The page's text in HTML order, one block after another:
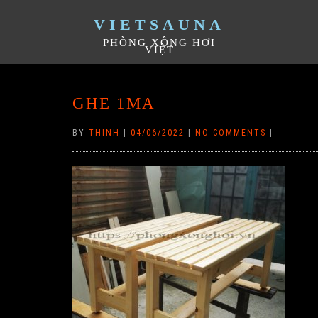
VIETSAUNA
PHÒNG XÔNG HƠI
VIỆT
GHE 1MA
BY THINH 04/06/2022 NO COMMENTS